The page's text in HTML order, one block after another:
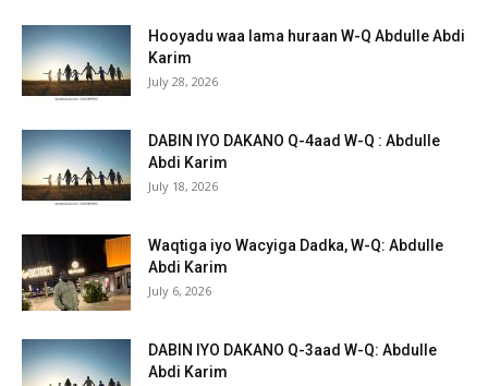
Hooyadu waa lama huraan W-Q Abdulle Abdi
Karim
July 28, 2026
DABIN IYO DAKANO Q-4aad W-Q : Abdulle
Abdi Karim
July 18, 2026
Waqtiga iyo Wacyiga Dadka, W-Q: Abdulle
Abdi Karim
July 6, 2026
DABIN IYO DAKANO Q-3aad W-Q: Abdulle
Abdi Karim